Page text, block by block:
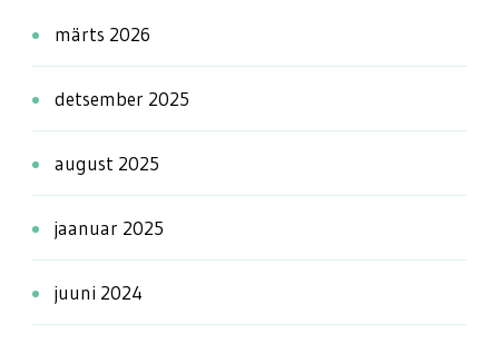
märts 2026
detsember 2025
august 2025
jaanuar 2025
juuni 2024